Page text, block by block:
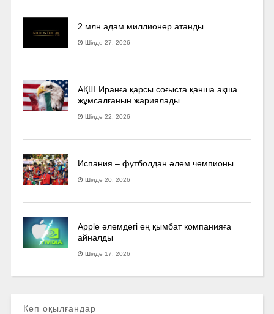
2 млн адам миллионер атанды
Шілде 27, 2026
АҚШ Иранға қарсы соғыста қанша ақша
жұмсалғанын жариялады
Шілде 22, 2026
Испания – футболдан әлем чемпионы
Шілде 20, 2026
Apple әлемдегі ең қымбат компанияға
айналды
Шілде 17, 2026
Көп оқылғандар